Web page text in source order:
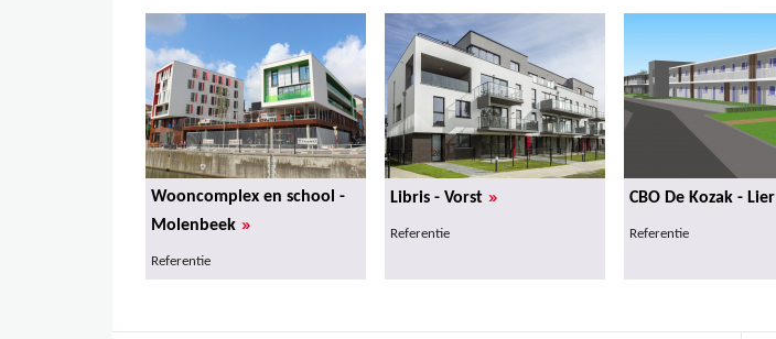
Wooncomplex en school -
Molenbeek »
Referentie
Libris - Vorst »
Referentie
CBO De Kozak - Lier
Referentie